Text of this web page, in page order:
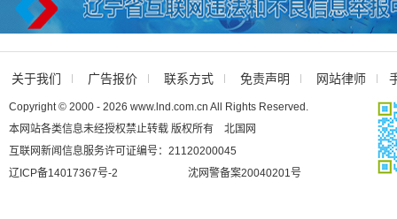
关于我们 广告报价 联系方式 免责声明 网站律师
Copyright © 2000 - 2026 www.lnd.com.cn All Rights Reserved.
本网站各类信息未经授权禁止转载 版权所有 北国网
互联网新闻信息服务许可证编号：21120200045
辽ICP备14017367号-2
沈网警备案20040201号